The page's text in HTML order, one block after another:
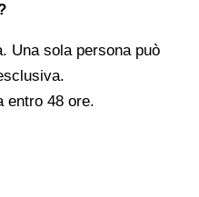
Una sola persona può
entro 48 ore.